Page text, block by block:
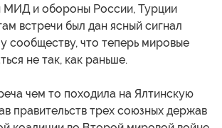
МИД и обороны России, Турции
встречи был дан ясный сигнал
сообществу, что теперь мировые
не так, как раньше.
чем то походила на Ялтинскую
правительств трех союзных держав